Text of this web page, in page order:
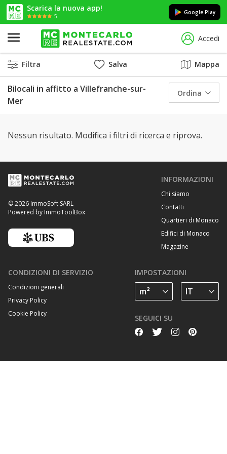
Scarica la nuova app!
5
Google Play
Accedi
Filtra Salva Mappa
Bilocali in affitto a Villefranche-sur-
Mer
Ordina
Nessun risultato. Modifica i filtri di ricerca e riprova.
© 2026 ImmoSoft SARL
Powered by ImmoToolBox
INFORMAZIONI
Chi siamo
Contatti
Quartieri di Monaco
Edifici di Monaco
Magazine
CONDIZIONI DI SERVIZIO
Condizioni generali
Privacy Policy
Cookie Policy
IMPOSTAZIONI
SEGUICI SU